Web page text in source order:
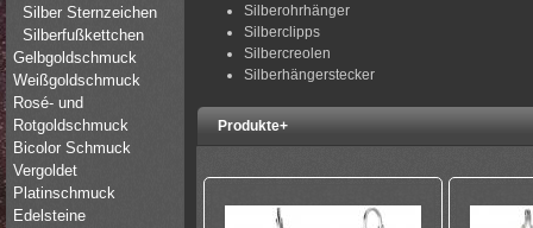
Silberohrhänger
Silberclipps
Silbercreolen
Silberhängerstecker
Produkte+
Silber Sternzeichen
Silberfußkettchen
Gelbgoldschmuck
Weißgoldschmuck
Rosé- und
Rotgoldschmuck
Bicolor Schmuck
Vergoldet
Platinschmuck
Edelsteine